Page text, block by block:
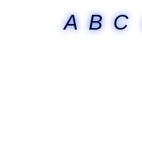
A B C